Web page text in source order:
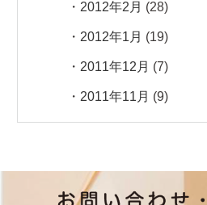
2012年2月 (28)
2012年1月 (19)
2011年12月 (7)
2011年11月 (9)